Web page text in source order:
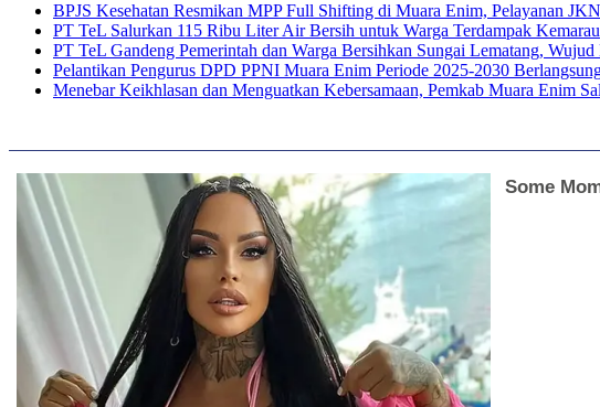
BPJS Kesehatan Resmikan MPP Full Shifting di Muara Enim, Pelayanan
PT TeL Salurkan 115 Ribu Liter Air Bersih untuk Warga Terdampak Kemarau
PT TeL Gandeng Pemerintah dan Warga Bersihkan Sungai Lematang,
Pelantikan Pengurus DPD PPNI Muara Enim Periode 2025-2030
Menebar Keikhlasan dan Menguatkan Kebersamaan, Pemkab Muara Enim